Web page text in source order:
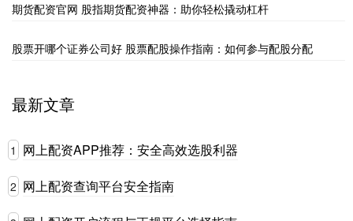
期货配资官网 股指期货配资神器：助你轻松撬动杠杆
股票开哪个证券公司好 股票配股操作指南：如何参与配股分配
最新文章
1 网上配资APP推荐：安全高效选股利器
2 网上配资查询平台安全指南